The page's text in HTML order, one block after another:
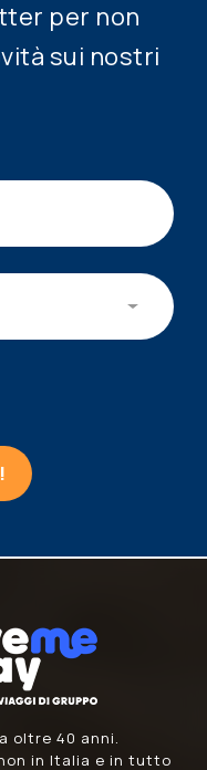
per non
sui nostri
oltre 40 anni.
in Italia e in tutto